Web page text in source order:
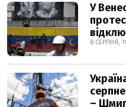
У
8 СЕРПНЯ,
–